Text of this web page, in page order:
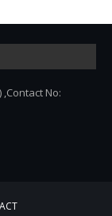
No: